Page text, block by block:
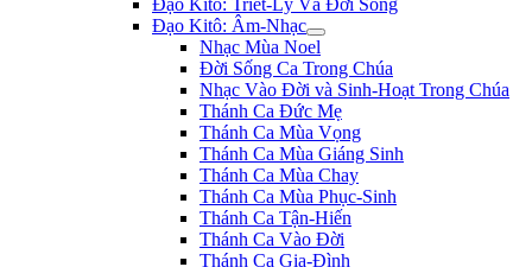
Đạo Kitô: Triết-Lý Và Đời Sống
Đạo Kitô: Âm-Nhạc
Nhạc Mùa Noel
Đời Sống Ca Trong Chúa
Nhạc Vào Đời và Sinh-Hoạt Trong Chúa
Thánh Ca Đức Mẹ
Thánh Ca Mùa Vọng
Thánh Ca Mùa Giáng Sinh
Thánh Ca Mùa Chay
Thánh Ca Mùa Phục-Sinh
Thánh Ca Tận-Hiến
Thánh Ca Vào Đời
Thánh Ca Gia-Đình